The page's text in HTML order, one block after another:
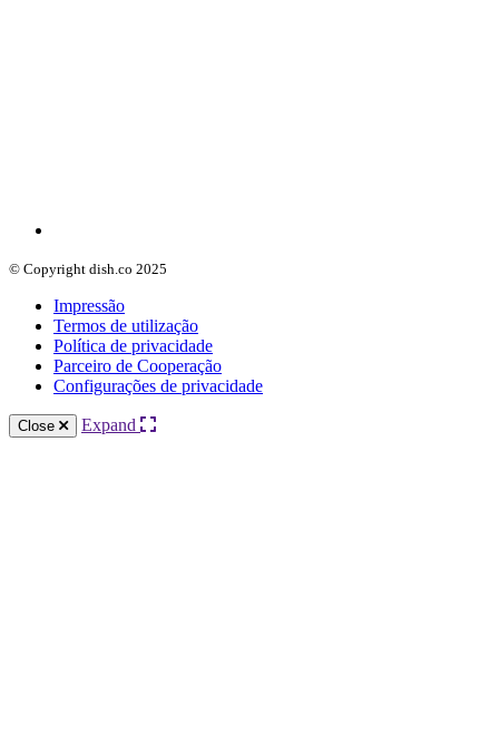
© Copyright dish.co 2025
Impressão
Termos de utilização
Política de privacidade
Parceiro de Cooperação
Configurações de privacidade
Close Expand